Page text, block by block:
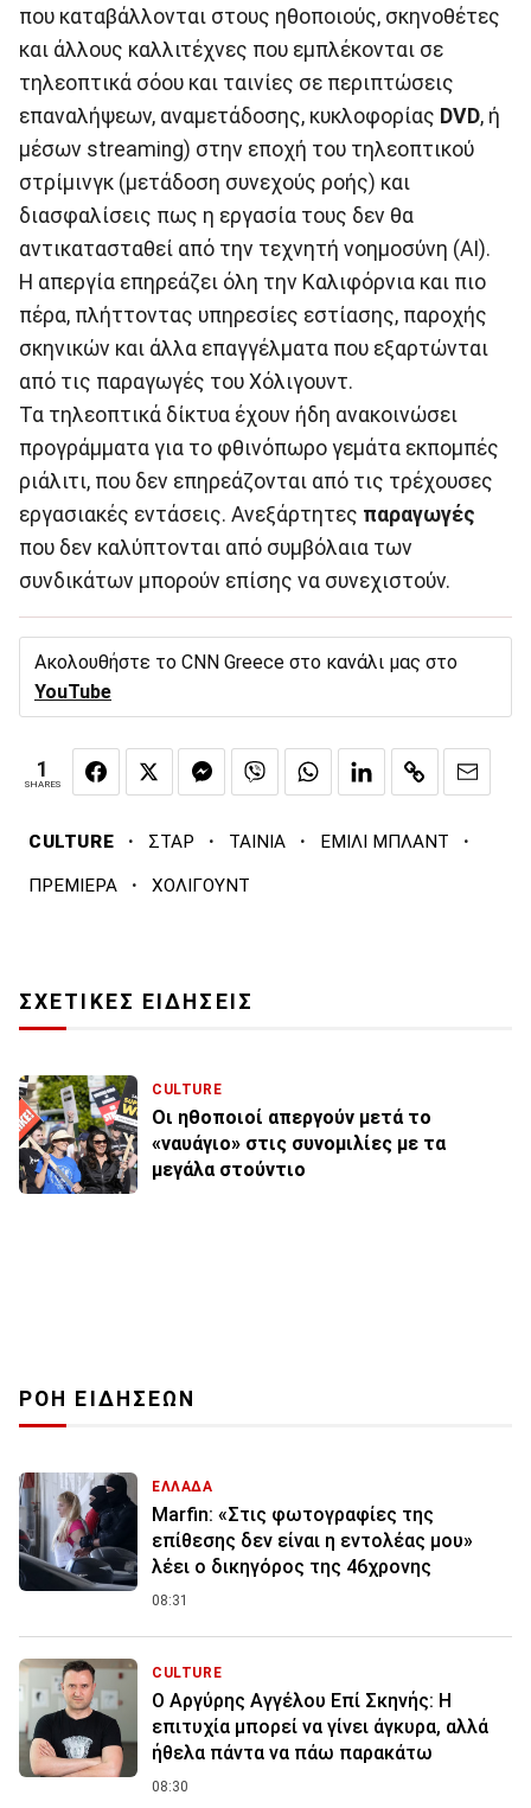
που καταβάλλονται στους ηθοποιούς, σκηνοθέτες
και άλλους καλλιτέχνες που εμπλέκονται σε
τηλεοπτικά σόου και ταινίες σε περιπτώσεις
επαναλήψεων, αναμετάδοσης, κυκλοφορίας DVD, ή
μέσων streaming) στην εποχή του τηλεοπτικού
στρίμινγκ (μετάδοση συνεχούς ροής) και
διασφαλίσεις πως η εργασία τους δεν θα
αντικατασταθεί από την τεχνητή νοημοσύνη (AI).
Η απεργία επηρεάζει όλη την Καλιφόρνια και πιο
πέρα, πλήττοντας υπηρεσίες εστίασης, παροχής
σκηνικών και άλλα επαγγέλματα που εξαρτώνται
από τις παραγωγές του Χόλιγουντ.
Τα τηλεοπτικά δίκτυα έχουν ήδη ανακοινώσει
προγράμματα για το φθινόπωρο γεμάτα εκπομπές
ριάλιτι, που δεν επηρεάζονται από τις τρέχουσες
εργασιακές εντάσεις. Ανεξάρτητες παραγωγές
που δεν καλύπτονται από συμβόλαια των
συνδικάτων μπορούν επίσης να συνεχιστούν.
Ακολουθήστε το CNN Greece στο κανάλι μας στο
YouTube
1
SHARES
CULTURE · ΣΤΑΡ · ΤΑΙΝΙΑ · ΕΜΙΛΙ ΜΠΛΑΝΤ ·
ΠΡΕΜΙΕΡΑ · ΧΟΛΙΓΟΥΝΤ
ΣΧΕΤΙΚΕΣ ΕΙΔΗΣΕΙΣ
CULTURE
Οι ηθοποιοί απεργούν μετά το
«ναυάγιο» στις συνομιλίες με τα
μεγάλα στούντιο
ΡΟΗ ΕΙΔΗΣΕΩΝ
ΕΛΛΑΔΑ
Marfin: «Στις φωτογραφίες της
επίθεσης δεν είναι η εντολέας μου»
λέει ο δικηγόρος της 46χρονης
08:31
CULTURE
Ο Αργύρης Αγγέλου Επί Σκηνής: Η
επιτυχία μπορεί να γίνει άγκυρα, αλλά
ήθελα πάντα να πάω παρακάτω
08:30